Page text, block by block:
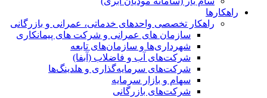
راهکارها
راهکار تخصصی واحدهای خدماتی، عمرانی و بازرگانی
سازمان های عمرانی و شرکت های پیمانکاری
شهرداری‌ها و سازمان‌های تابعه
شرکت‌های آب و فاضلاب (آبفا)
شرکت‌های سرمایه‌گذاری و هلدینگ‌ها
سهام و بازار سرمایه
شرکت‌های بازرگانی